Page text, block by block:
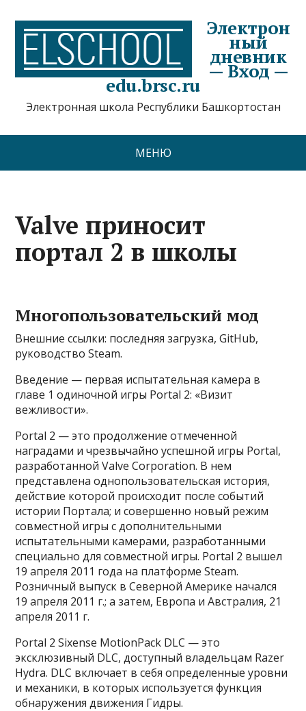
Электрон
ный
дневник
— Вход —
edu.brsc.ru
Электронная школа Республики Башкортостан
МЕНЮ
Valve приносит
портал 2 в школы
Многопользовательский мод
Внешние ссылки: последняя загрузка, GitHub,
руководство Steam.
Введение — первая испытательная камера в
главе 1 одиночной игры Portal 2: «Визит
вежливости».
Portal 2 — это продолжение отмеченной
наградами и чрезвычайно успешной игры Portal,
разработанной Valve Corporation. В нем
представлена ​​однопользовательская история,
действие которой происходит после событий
истории Портала; и совершенно новый режим
совместной игры с дополнительными
испытательными камерами, разработанными
специально для совместной игры. Portal 2 вышел
19 апреля 2011 года на платформе Steam.
Розничный выпуск в Северной Америке начался
19 апреля 2011 г.; а затем, Европа и Австралия, 21
апреля 2011 г.
Portal 2 Sixense MotionPack DLC — это
эксклюзивный DLC, доступный владельцам Razer
Hydra. DLC включает в себя определенные уровни
и механики, в которых используется функция
обнаружения движения Гидры.